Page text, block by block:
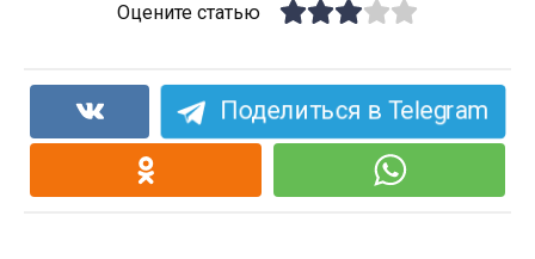
Оцените статью
Поделиться в Telegram